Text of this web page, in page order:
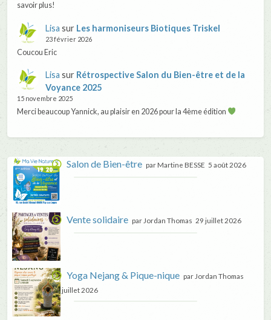
savoir plus!
Lisa sur Les harmoniseurs Biotiques Triskel
23 février 2026
Coucou Eric
Lisa sur Rétrospective Salon du Bien-être et de la
Voyance 2025
15 novembre 2025
Merci beaucoup Yannick, au plaisir en 2026 pour la 4ème édition
Salon de Bien-être par Martine BESSE 5 août 2026
Vente solidaire par Jordan Thomas 29 juillet 2026
Yoga Nejang & Pique-nique par Jordan Thomas
29 juillet 2026